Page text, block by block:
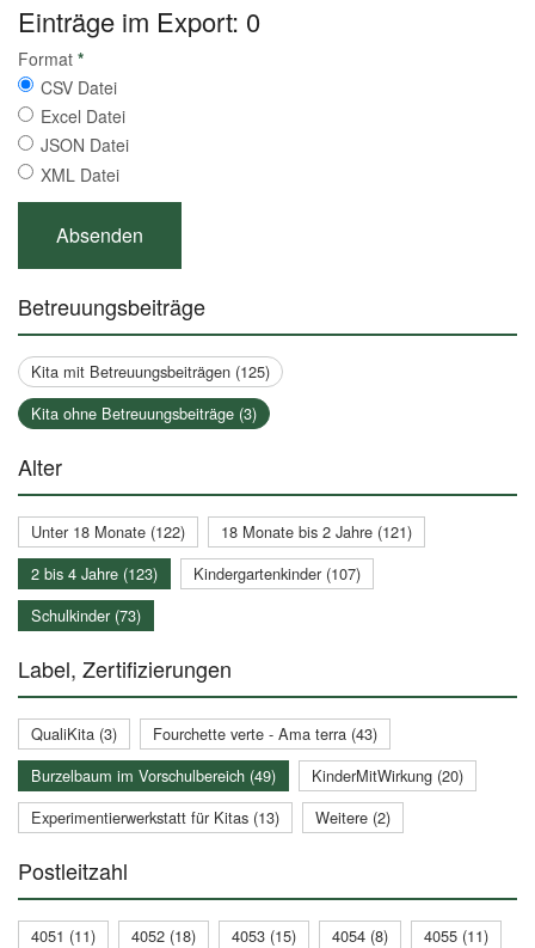
Einträge im Export: 0
Format *
CSV Datei
Excel Datei
JSON Datei
XML Datei
Betreuungsbeiträge
Kita mit Betreuungsbeiträgen (125)
Kita ohne Betreuungsbeiträge (3)
Alter
Unter 18 Monate (122)
18 Monate bis 2 Jahre (121)
2 bis 4 Jahre (123)
Kindergartenkinder (107)
Schulkinder (73)
Label, Zertifizierungen
QualiKita (3)
Fourchette verte - Ama terra (43)
Burzelbaum im Vorschulbereich (49)
KinderMitWirkung (20)
Experimentierwerkstatt für Kitas (13)
Weitere (2)
Postleitzahl
4051 (11) 4052 (18) 4053 (15) 4054 (8)
4055 (11)